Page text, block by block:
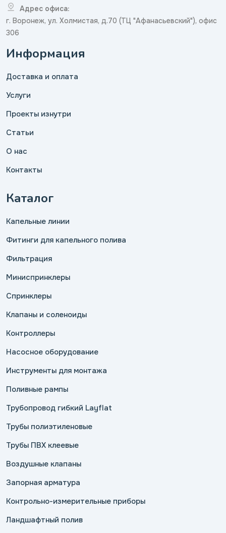
Адрес офиса:
г. Воронеж, ул. Холмистая, д.70 (ТЦ "Афанасьевский"), офис
306
Информация
Доставка и оплата
Услуги
Проекты изнутри
Статьи
О нас
Контакты
Каталог
Капельные линии
Фитинги для капельного полива
Фильтрация
Миниспринклеры
Спринклеры
Клапаны и соленоиды
Контроллеры
Насосное оборудование
Инструменты для монтажа
Поливные рампы
Трубопровод гибкий Layflat
Трубы полиэтиленовые
Трубы ПВХ клеевые
Воздушные клапаны
Запорная арматура
Контрольно-измерительные приборы
Ландшафтный полив